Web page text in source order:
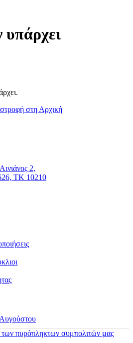
υπάρχει
στη Αρχική
2,
ΤΚ 10210
πυρόπληκτων συμπολιτών μας